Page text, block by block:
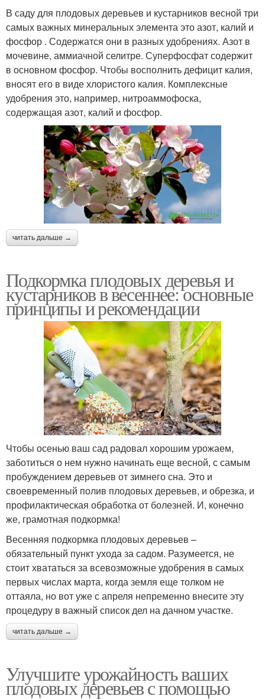
В саду для плодовых деревьев и кустарников весной три
самых важных минеральных элемента это азот, калий и
фосфор . Содержатся они в разных удобрениях. Азот в
мочевине, аммиачной селитре. Суперфосфат содержит
в основном фосфор. Чтобы восполнить дефицит калия,
вносят его в виде хлористого калия. Комплексные
удобрения это, например, нитроаммофоска,
содержащая азот, калий и фосфор.
читать дальше →
Подкормка плодовых деревья и
кустарников в весеннее: основные
принципы и рекомендации
Чтобы осенью ваш сад радовал хорошим урожаем,
заботиться о нем нужно начинать еще весной, с самым
пробуждением деревьев от зимнего сна. Это и
своевременный полив плодовых деревьев, и обрезка, и
профилактическая обработка от болезней. И, конечно
же, грамотная подкормка!
Весенняя подкормка плодовых деревьев –
обязательный пункт ухода за садом. Разумеется, не
стоит хвататься за всевозможные удобрения в самых
первых числах марта, когда земля еще толком не
оттаяла, но вот уже с апреля непременно внесите эту
процедуру в важный список дел на дачном участке.
читать дальше →
Улучшите урожайность ваших
плодовых деревьев с помощью